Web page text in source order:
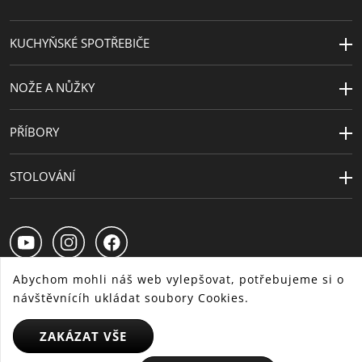
Průměr (cm)
20
Návrhář
KUCHYŇSKÉ SPOTŘEBIČE
NOŽE A NŮŽKY
PŘÍBORY
STOLOVÁNÍ
CS SK HU
Abychom mohli náš web vylepšovat, potřebujeme si o
návštěvnícíh ukládat soubory Cookies.
ZAKÁZAT VŠE